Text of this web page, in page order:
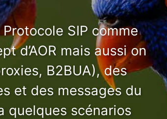
SIP comme
d’AOR mais aussi on
B2BUA), des
et des messages du
quelques scénarios